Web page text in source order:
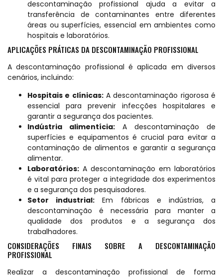
descontaminação profissional ajuda a evitar a
transferência de contaminantes entre diferentes
áreas ou superfícies, essencial em ambientes como
hospitais e laboratórios.
APLICAÇÕES PRÁTICAS DA DESCONTAMINAÇÃO PROFISSIONAL
A descontaminação profissional é aplicada em diversos
cenários, incluindo:
Hospitais e clínicas:A descontaminação rigorosa é
essencial para prevenir infecções hospitalares e
garantir a segurança dos pacientes.
Indústria alimentícia: A descontaminação de
superfícies e equipamentos é crucial para evitar a
contaminação de alimentos e garantir a segurança
alimentar.
Laboratórios: A descontaminação em laboratórios
é vital para proteger a integridade dos experimentos
e a segurança dos pesquisadores.
Setor industrial: Em fábricas e indústrias, a
descontaminação é necessária para manter a
qualidade dos produtos e a segurança dos
trabalhadores.
CONSIDERAÇÕES FINAIS SOBRE A DESCONTAMINAÇÃO
PROFISSIONAL
Realizar a descontaminação profissional de forma